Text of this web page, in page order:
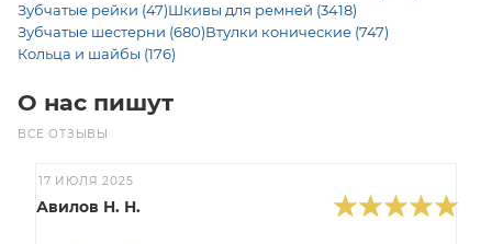
Зубчатые рейки (47)Шкивы для ремней (3418)
Зубчатые шестерни (680)Втулки конические (747)
Кольца и шайбы (176)
О нас пишут
ВСЕ ОТЗЫВЫ
17 ИЮЛЯ 2025
Авилов Н. Н.